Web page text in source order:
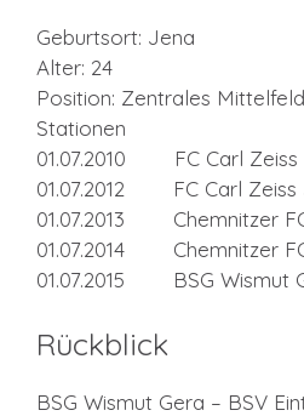
Geburtsort: Jena
Alter: 24
Position: Zentrales Mittelfeld
Stationen
01.07.2010 FC Carl Zeiss
01.07.2012 FC Carl Zeiss
01.07.2013 Chemnitzer
01.07.2014 Chemnitzer
01.07.2015 BSG Wismut
Rückblick
BSG Wismut Gera – BSV